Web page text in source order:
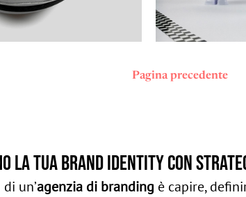
Pagina precedente
la tua brand identity con
un’agenzia di branding è capire,